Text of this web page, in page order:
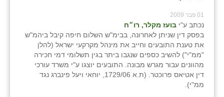
01 פבר 2009
נכתב ע"י בועז מקלר, רו״ח
בפסק דין שניתן לאחרונה, בבימ"ש השלום חיפה קיבל ביהמ"ש
את טענת התובעים וחייב את מינהל מקרקעי ישראל (להלן
"ממ"י") להשיב כספים שנגבו ביתר בגין תשלומי דמי חכירה
מהוונים עבור מגרש מבונה. התובעים יוצגו ע"י משרד עורכי
דין אטיאס פרוכטר. (ת.א 1729/06, יוחאי ויעל פינברג נגד
ממ"י).
חבצלת השרון
חמרה
חרב לאת
יבול (מורג)